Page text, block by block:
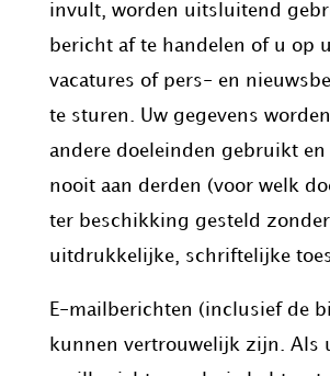
invult, worden uitsluitend
bericht af te handelen of u op
vacatures of pers- en
te sturen. Uw gegevens
andere doeleinden gebruikt en
nooit aan derden (voor welk
ter beschikking gesteld
uitdrukkelijke, schriftelijke
E-mailberichten (inclusief de
kunnen vertrouwelijk zijn. Als